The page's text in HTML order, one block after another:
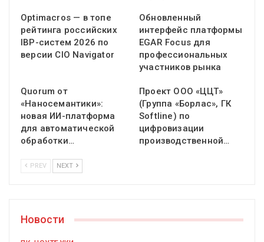
Optimacros — в топе
рейтинга российских
IBP-систем 2026 по
версии CIO Navigator
Обновленный
интерфейс платформы
EGAR Focus для
профессиональных
участников рынка
Quorum от
«Наносемантики»:
новая ИИ-платформа
для автоматической
обработки…
Проект ООО «ЦЦТ»
(Группа «Борлас», ГК
Softline) по
цифровизации
производственной…
PREV NEXT
Новости